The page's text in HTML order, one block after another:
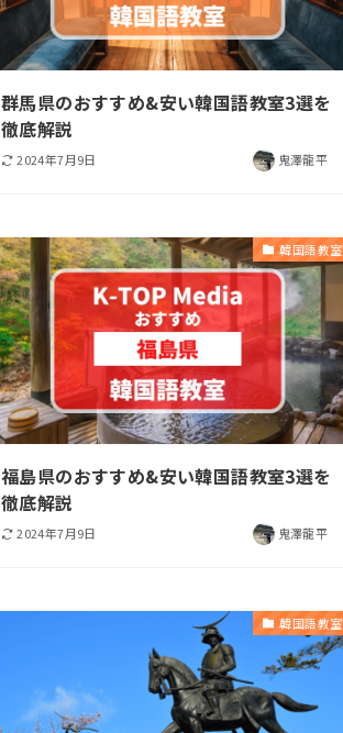
群馬県のおすすめ&安い韓国語教室3選を
徹底解説
2024年7月9日 鬼澤龍平
韓国語教室
福島県のおすすめ&安い韓国語教室3選を
徹底解説
2024年7月9日 鬼澤龍平
韓国語教室